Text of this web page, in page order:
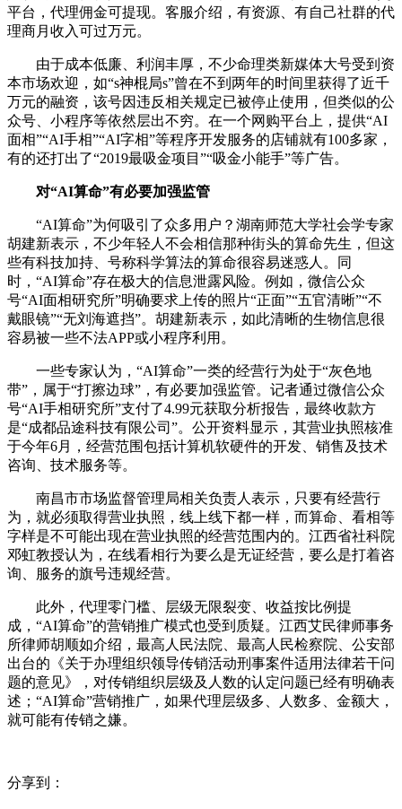
平台，代理佣金可提现。客服介绍，有资源、有自己社群的代
理商月收入可过万元。
由于成本低廉、利润丰厚，不少命理类新媒体大号受到资
本市场欢迎，如“s神棍局s”曾在不到两年的时间里获得了近千
万元的融资，该号因违反相关规定已被停止使用，但类似的公
众号、小程序等依然层出不穷。在一个网购平台上，提供“AI
面相”“AI手相”“AI字相”等程序开发服务的店铺就有100多家，
有的还打出了“2019最吸金项目”“吸金小能手”等广告。
对“AI算命”有必要加强监管
“AI算命”为何吸引了众多用户？湖南师范大学社会学专家
胡建新表示，不少年轻人不会相信那种街头的算命先生，但这
些有科技加持、号称科学算法的算命很容易迷惑人。同
时，“AI算命”存在极大的信息泄露风险。例如，微信公众
号“AI面相研究所”明确要求上传的照片“正面”“五官清晰”“不
戴眼镜”“无刘海遮挡”。胡建新表示，如此清晰的生物信息很
容易被一些不法APP或小程序利用。
一些专家认为，“AI算命”一类的经营行为处于“灰色地
带”，属于“打擦边球”，有必要加强监管。记者通过微信公众
号“AI手相研究所”支付了4.99元获取分析报告，最终收款方
是“成都品途科技有限公司”。公开资料显示，其营业执照核准
于今年6月，经营范围包括计算机软硬件的开发、销售及技术
咨询、技术服务等。
南昌市市场监督管理局相关负责人表示，只要有经营行
为，就必须取得营业执照，线上线下都一样，而算命、看相等
字样是不可能出现在营业执照的经营范围内的。江西省社科院
邓虹教授认为，在线看相行为要么是无证经营，要么是打着咨
询、服务的旗号违规经营。
此外，代理零门槛、层级无限裂变、收益按比例提
成，“AI算命”的营销推广模式也受到质疑。江西艾民律师事务
所律师胡顺如介绍，最高人民法院、最高人民检察院、公安部
出台的《关于办理组织领导传销活动刑事案件适用法律若干问
题的意见》，对传销组织层级及人数的认定问题已经有明确表
述；“AI算命”营销推广，如果代理层级多、人数多、金额大，
就可能有传销之嫌。
分享到：